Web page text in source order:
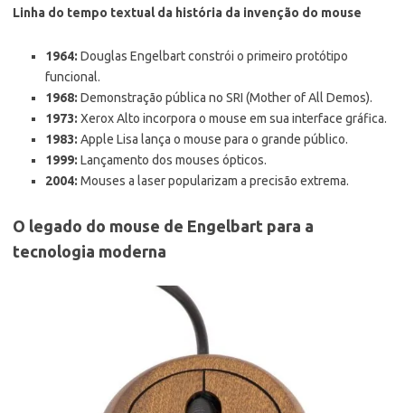
Linha do tempo textual da história da invenção do mouse
1964: Douglas Engelbart constrói o primeiro protótipo
funcional.
1968: Demonstração pública no SRI (Mother of All Demos).
1973: Xerox Alto incorpora o mouse em sua interface gráfica.
1983: Apple Lisa lança o mouse para o grande público.
1999: Lançamento dos mouses ópticos.
2004: Mouses a laser popularizam a precisão extrema.
O legado do mouse de Engelbart para a
tecnologia moderna